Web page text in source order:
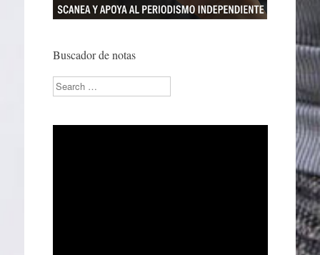
Buscador de notas
Search